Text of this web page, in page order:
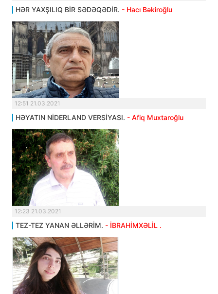
HƏR YAXŞILIQ BİR SƏDƏQƏDİR. - Hacı Bəkiroğlu
12:51 21.03.2021
HƏYATIN NİDERLAND VERSİYASI. - Afiq Muxtaroğlu
12:23 21.03.2021
TEZ-TEZ YANAN ƏLLƏRİM. - İBRAHİMXƏLİL .